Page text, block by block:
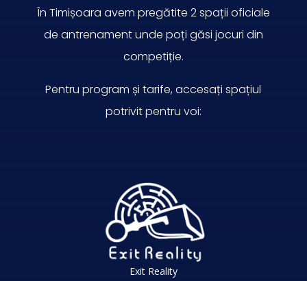
În Timișoara avem pregătite 2 spații oficiale
de antrenament unde poți găsi jocuri din
competiție.
Pentru program și tarife, accesați spațiul
potrivit pentru voi:
Exit Reality